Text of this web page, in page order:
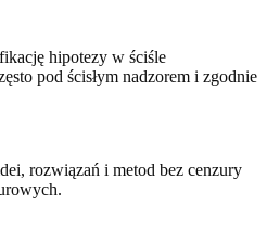
hipotezy w ściśle
pod ścisłym nadzorem i zgodnie
rozwiązań i metod bez cenzury